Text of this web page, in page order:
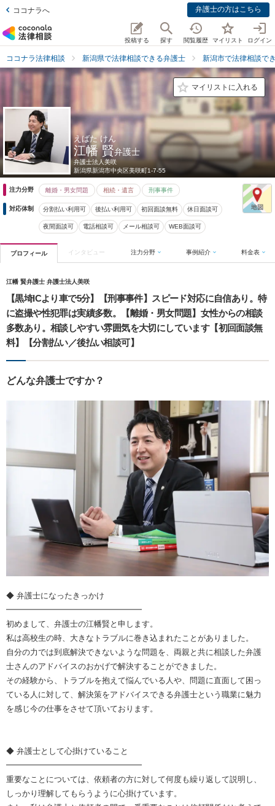
ココナラへ 弁護士の方はこちら
投稿する 探す 閲覧履歴 マイリスト ログイン
ココナラ法律相談 新潟県で法律相談できる弁護士 新潟市で法律相談で
マイリストに入れる
えばた けん
江幡 賢弁護士
弁護士法人美咲
新潟県新潟市中央区美咲町1-7-55
注力分野 離婚・男女問題 相続・遺言 刑事事件
対応体制 分割払い利用可 後払い利用可 初回面談無料 休日面談可
夜間面談可 電話相談可 メール相談可 WEB面談可
プロフィール インタビュー 注力分野 事例紹介 料金表
江幡 賢弁護士 弁護士法人美咲
【黒埼ICより車で5分】【刑事事件】スピード対応に自信あり。特
に盗撮や性犯罪は実績多数。【離婚・男女問題】女性からの相談
多数あり。相談しやすい雰囲気を大切にしています【初回面談無
料】【分割払い／後払い相談可】
どんな弁護士ですか？
◆ 弁護士になったきっかけ
━━━━━━━━━━━━━━━━━
初めまして、弁護士の江幡賢と申します。
私は高校生の時、大きなトラブルに巻き込まれたことがありました。
自分の力では到底解決できないような問題を、両親と共に相談した弁護
士さんのアドバイスのおかげで解決することができました。
その経験から、トラブルを抱えて悩んでいる人や、問題に直面して困っ
ている人に対して、解決策をアドバイスできる弁護士という職業に魅力
を感じ今の仕事をさせて頂いております。
◆ 弁護士として心掛けていること
━━━━━━━━━━━━━━━━━
重要なことについては、依頼者の方に対して何度も繰り返して説明し、
しっかり理解してもらうように心掛けています。